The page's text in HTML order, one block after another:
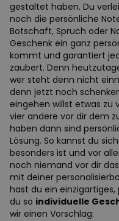
gestaltet haben. Du
noch die persönliche
Botschaft, Spruch oder
Geschenk ein ganz
kommt und garantiert
zaubert. Denn
wer steht denn nicht
denn jetzt noch
eingehen willst etwas zu
vier andere vor dir dem
haben dann sind
Lösung. So kannst du
besonders ist und vor
noch niemand vor dir
mit deiner
hast du ein einzigartiges,
du so individuelle
wir einen Vorschlag: